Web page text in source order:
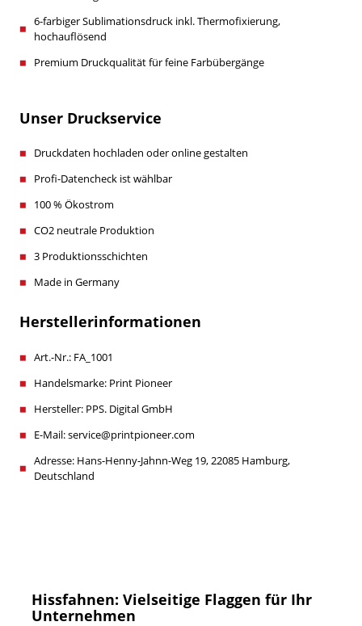
6-farbiger Sublimationsdruck inkl. Thermofixierung,
hochauflösend
Premium Druckqualität für feine Farbübergänge
Unser Druckservice
Druckdaten hochladen oder online gestalten
Profi-Datencheck ist wählbar
100 % Ökostrom
CO2 neutrale Produktion
3 Produktionsschichten
Made in Germany
Herstellerinformationen
Art.-Nr.: FA_1001
Handelsmarke: Print Pioneer
Hersteller: PPS. Digital GmbH
E-Mail: service@printpioneer.com
Adresse: Hans-Henny-Jahnn-Weg 19, 22085 Hamburg,
Deutschland
Hissfahnen: Vielseitige Flaggen für Ihr
Unternehmen